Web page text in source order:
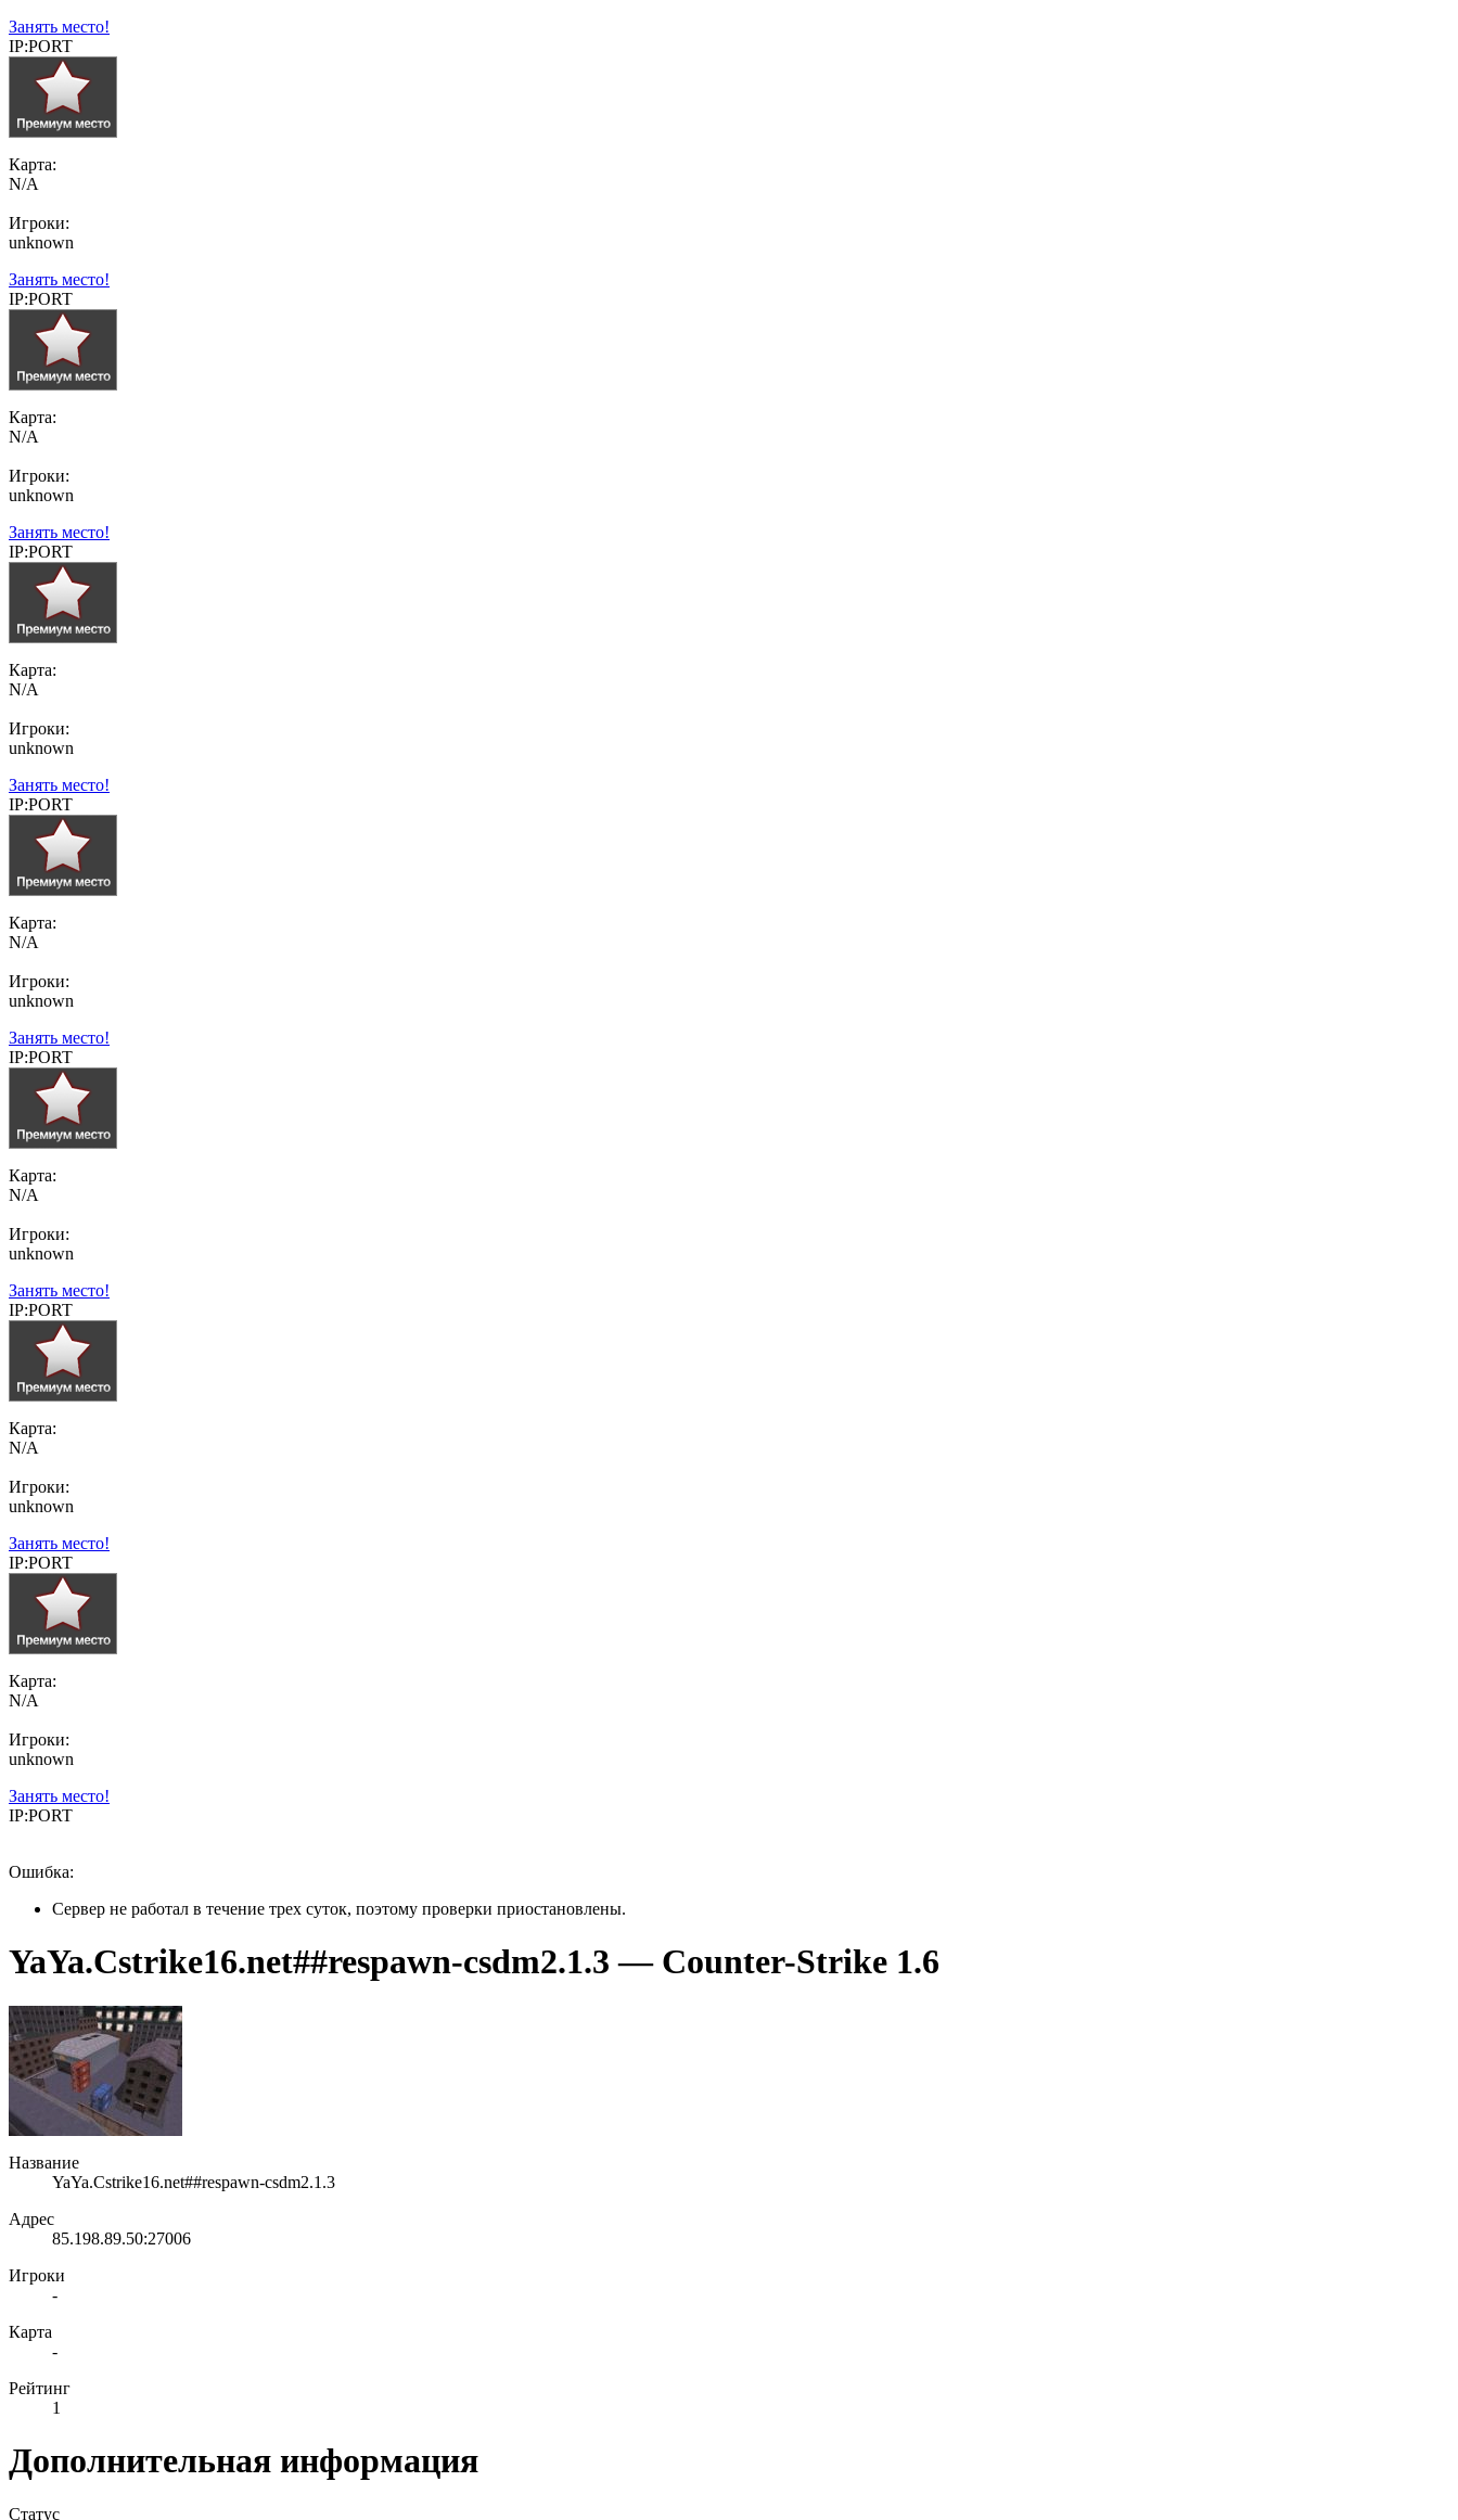
Занять место!
IP:PORT
Карта:
N/A
Игроки:
unknown
Занять место!
IP:PORT
Карта:
N/A
Игроки:
unknown
Занять место!
IP:PORT
Карта:
N/A
Игроки:
unknown
Занять место!
IP:PORT
Карта:
N/A
Игроки:
unknown
Занять место!
IP:PORT
Карта:
N/A
Игроки:
unknown
Занять место!
IP:PORT
Карта:
N/A
Игроки:
unknown
Занять место!
IP:PORT
Карта:
N/A
Игроки:
unknown
Занять место!
IP:PORT
Ошибка:
Сервер не работал в течение трех суток, поэтому проверки приостановлены.
YaYa.Cstrike16.net##respawn-csdm2.1.3 — Counter-Strike 1.6
Название
YaYa.Cstrike16.net##respawn-csdm2.1.3
Адрес
85.198.89.50:27006
Игроки
-
Карта
-
Рейтинг
1
Дополнительная информация
Статус